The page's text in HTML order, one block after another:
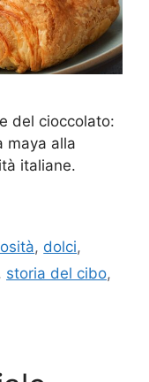
del cioccolato:
maya alla
italiane.
, dolci,
, storia del cibo,